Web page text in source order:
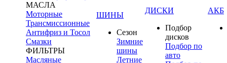
МАСЛА
Моторные
Трансмиссионные
Антифриз и Тосол
Смазки
ФИЛЬТРЫ
Масляные
ШИНЫ
Сезон
Зимние
шины
Летние
ДИСКИ
Подбор
дисков
Подбор по
авто
АКБ